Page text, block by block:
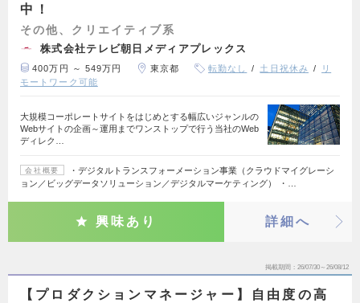
中！
その他、クリエイティブ系
株式会社テレビ朝日メディアプレックス
400万円 ～ 549万円 東京都 転勤なし 土日祝休み
リ
モートワーク可能
大規模コーポレートサイトをはじめとする幅広いジャンルの
Webサイトの企画～運用までワンストップで行う当社のWeb
ディレク…
会社概要
・デジタルトランスフォーメーション事業（クラウドマイグレーシ
ョン／ビッグデータソリューション／デジタルマーケティング） ・…
興味あり 詳細へ
掲載期間 26/07/30～26/08/12
【プロダクションマネージャー】自由度の高